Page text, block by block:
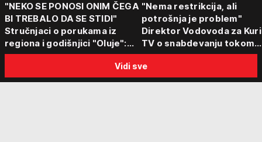
"NEKO SE PONOSI ONIM ČEGA
BI TREBALO DA SE STIDI"
Stručnjaci o porukama iz
regiona i godišnjici "Oluje":
"Ponos na stradanje je
anticivilizacijska poruka"
"Nema restrikcija, ali
potrošnja je problem"
Direktor Vodovoda za
TV o snabdevanju tokom
toplotnog talasa -
kakva je situacija sa
Vidi sve